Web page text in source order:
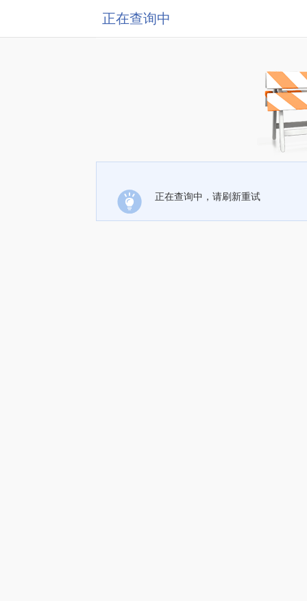
正在查询中
正在查询中，请刷新重试